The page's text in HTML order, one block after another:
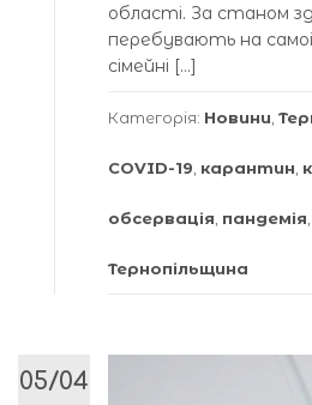
області. За станом
перебувають на
сімейні […]
Категорія: Новини,
COVID-19, карантин,
обсервація, пандемія,
Тернопільщина
05/04